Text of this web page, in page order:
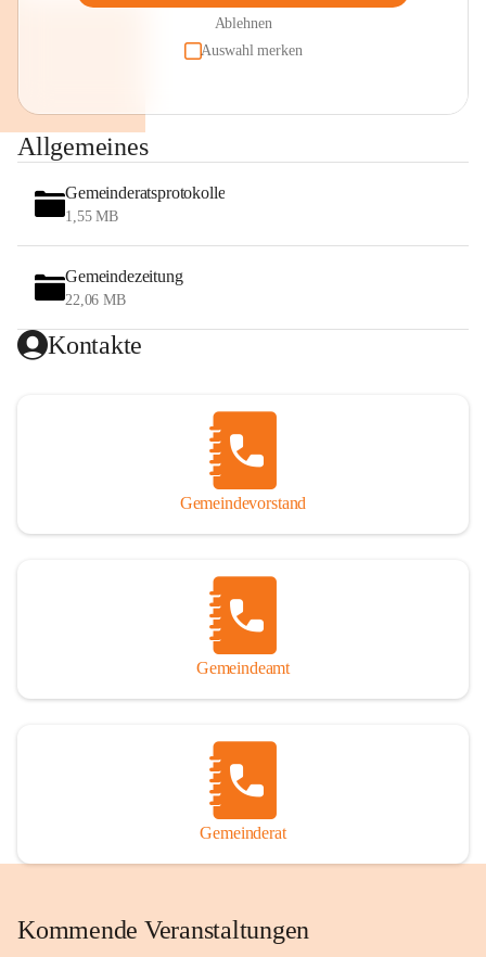
Ablehnen
Auswahl merken
Allgemeines
Gemeinderatsprotokolle
1,55 MB
Gemeindezeitung
22,06 MB
Kontakte
Gemeindevorstand
Gemeindeamt
Gemeinderat
Kommende Veranstaltungen